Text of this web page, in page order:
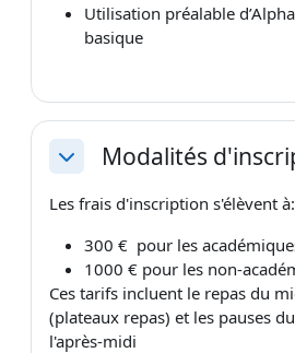
Utilisation préalable
basique
ReplierModalités
Les frais d'inscription s'élèvent à:
300 € pour les
1000 € pour les non-
Ces tarifs incluent le repas du
(plateaux repas) et les pauses
l'après-midi